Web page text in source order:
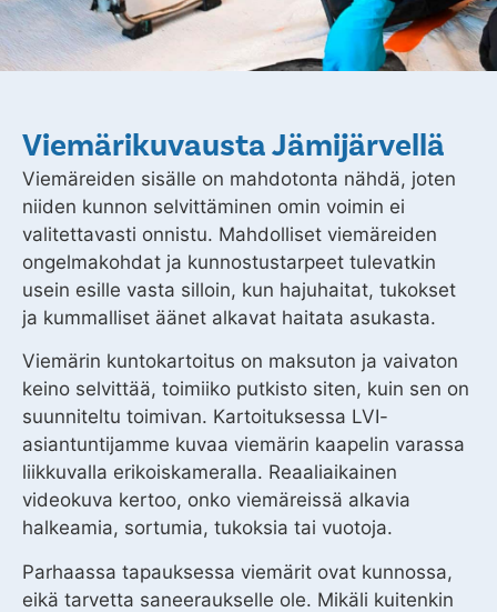
Viemärikuvausta Jämijärvellä
Viemäreiden sisälle on mahdotonta nähdä, joten
niiden kunnon selvittäminen omin voimin ei
valitettavasti onnistu. Mahdolliset viemäreiden
ongelmakohdat ja kunnostustarpeet tulevatkin
usein esille vasta silloin, kun hajuhaitat, tukokset
ja kummalliset äänet alkavat haitata asukasta.
Viemärin kuntokartoitus on maksuton ja vaivaton
keino selvittää, toimiiko putkisto siten, kuin sen on
suunniteltu toimivan. Kartoituksessa LVI-
asiantuntijamme kuvaa viemärin kaapelin varassa
liikkuvalla erikoiskameralla. Reaaliaikainen
videokuva kertoo, onko viemäreissä alkavia
halkeamia, sortumia, tukoksia tai vuotoja.
Parhaassa tapauksessa viemärit ovat kunnossa,
eikä tarvetta saneeraukselle ole. Mikäli kuitenkin